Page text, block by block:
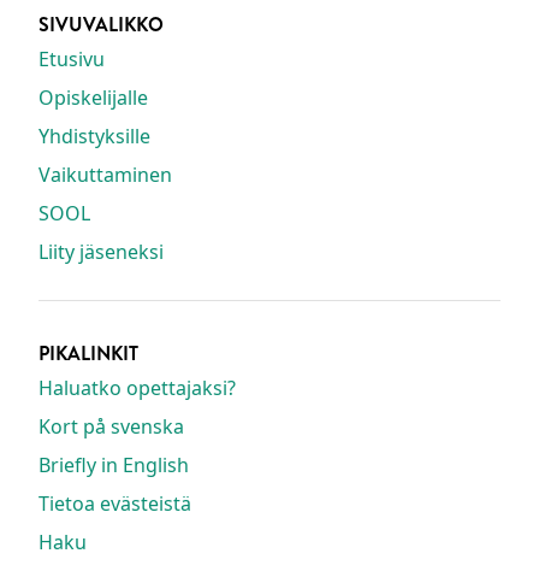
SIVUVALIKKO
Etusivu
Opiskelijalle
Yhdistyksille
Vaikuttaminen
SOOL
Liity jäseneksi
PIKALINKIT
Haluatko opettajaksi?
Kort på svenska
Briefly in English
Tietoa evästeistä
Haku